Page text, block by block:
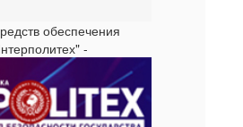
обеспечения
-